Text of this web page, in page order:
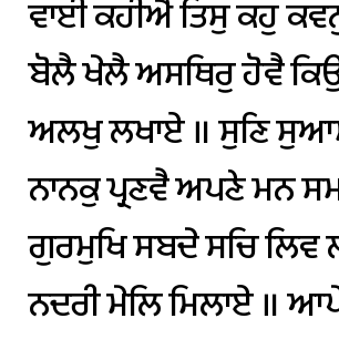
ਵਾਈਕਹੀਐਤਿਸੁਕਹੁ
ਬੋਲੈਖੇਲੈਅਸਥਿਰੁਹੋਵੈ
ਅਲਖੁਲਖਾਏ॥ਸੁਣਿ
ਨਾਨਕੁਪ੍ਰਣਵੈਅਪਣੇਮਨ
ਗੁਰਮੁਖਿਸਬਦੇਸਚਿਲਿਵ
ਨਦਰੀਮੇਲਿਮਿਲਾਏ॥